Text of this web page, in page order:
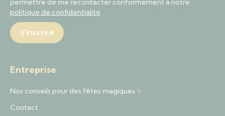
permettre de me recontacter conformément à notre
politique de confidentialité
Entreprise
Nos conseils pour des fêtes magiques ✨
Contact